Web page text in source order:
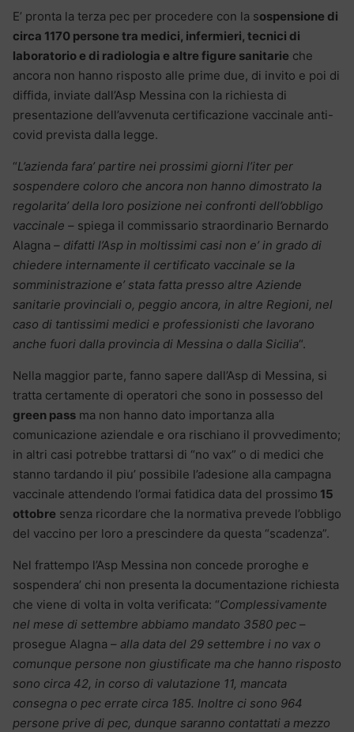
E’ pronta la terza pec per procedere con la sospensione di
circa 1170 persone tra medici, infermieri, tecnici di
laboratorio e di radiologia e altre figure sanitarie che
ancora non hanno risposto alle prime due, di invito e poi di
diffida, inviate dall’Asp Messina con la richiesta di
presentazione dell’avvenuta certificazione vaccinale anti-
covid prevista dalla legge.
“L’azienda fara’ partire nei prossimi giorni l’iter per
sospendere coloro che ancora non hanno dimostrato la
regolarita’ della loro posizione nei confronti dell’obbligo
vaccinale – spiega il commissario straordinario Bernardo
Alagna – difatti l’Asp in moltissimi casi non e’ in grado di
chiedere internamente il certificato vaccinale se la
somministrazione e’ stata fatta presso altre Aziende
sanitarie provinciali o, peggio ancora, in altre Regioni, nel
caso di tantissimi medici e professionisti che lavorano
anche fuori dalla provincia di Messina o dalla Sicilia“.
Nella maggior parte, fanno sapere dall’Asp di Messina, si
tratta certamente di operatori che sono in possesso del
green pass ma non hanno dato importanza alla
comunicazione aziendale e ora rischiano il provvedimento;
in altri casi potrebbe trattarsi di “no vax” o di medici che
stanno tardando il piu’ possibile l’adesione alla campagna
vaccinale attendendo l’ormai fatidica data del prossimo 15
ottobre senza ricordare che la normativa prevede l’obbligo
del vaccino per loro a prescindere da questa “scadenza”.
Nel frattempo l’Asp Messina non concede proroghe e
sospendera’ chi non presenta la documentazione richiesta
che viene di volta in volta verificata: “Complessivamente
nel mese di settembre abbiamo mandato 3580 pec –
prosegue Alagna – alla data del 29 settembre i no vax o
comunque persone non giustificate ma che hanno risposto
sono circa 42, in corso di valutazione 11, mancata
consegna o pec errate circa 185. Inoltre ci sono 964
persone prive di pec, dunque saranno contattati a mezzo